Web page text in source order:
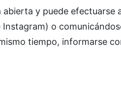
y puede efectuarse
o
tiempo, informarse